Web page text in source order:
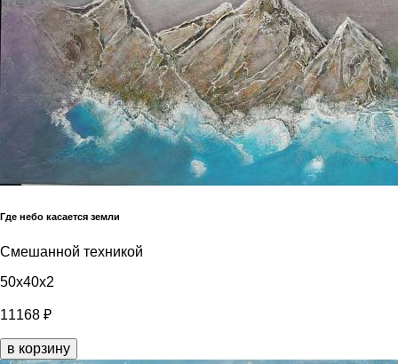
Где небо касается земли
Смешанной техникой
50x40x2
11168 ₽
в корзину